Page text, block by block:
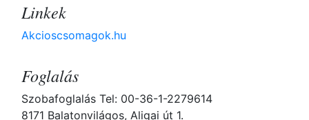
Linkek
Akcioscsomagok.hu
Foglalás
Szobafoglalás Tel: 00-36-1-2279614
8171 Balatonvilágos, Aligai út 1.